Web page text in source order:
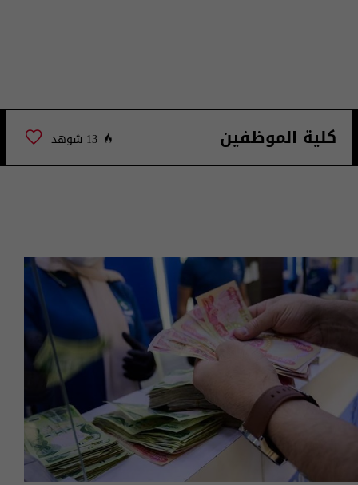
كلية الموظفين 13 شوهد